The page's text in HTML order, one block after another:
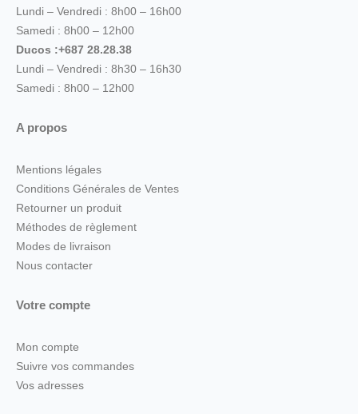
Lundi – Vendredi : 8h00 – 16h00
Samedi : 8h00 – 12h00
Ducos :+687 28.28.38
Lundi – Vendredi : 8h30 – 16h30
Samedi : 8h00 – 12h00
A propos
Mentions légales
Conditions Générales de Ventes
Retourner un produit
Méthodes de règlement
Modes de livraison
Nous contacter
Votre compte
Mon compte
Suivre vos commandes
Vos adresses